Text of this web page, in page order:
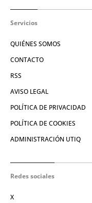
Servicios
QUIÉNES SOMOS
CONTACTO
RSS
AVISO LEGAL
POLÍTICA DE PRIVACIDAD
POLÍTICA DE COOKIES
ADMINISTRACIÓN UTIQ
Redes sociales
X